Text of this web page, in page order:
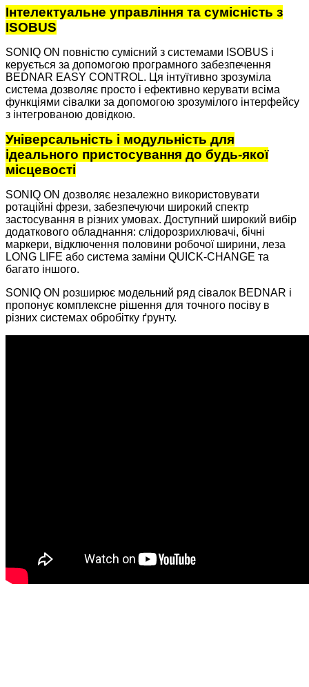
Інтелектуальне управління та сумісність з
ISOBUS
SONIQ ON повністю сумісний з системами ISOBUS і
керується за допомогою програмного забезпечення
BEDNAR EASY CONTROL. Ця інтуїтивно зрозуміла
система дозволяє просто і ефективно керувати всіма
функціями сівалки за допомогою зрозумілого інтерфейсу
з інтегрованою довідкою.
Універсальність і модульність для
ідеального пристосування до будь-якої
місцевості
SONIQ ON дозволяє незалежно використовувати
ротаційні фрези, забезпечуючи широкий спектр
застосування в різних умовах. Доступний широкий вибір
додаткового обладнання: слідорозрихлювачі, бічні
маркери, відключення половини робочої ширини, леза
LONG LIFE або система заміни QUICK-CHANGE та
багато іншого.
SONIQ ON розширює модельний ряд сівалок BEDNAR і
пропонує комплексне рішення для точного посіву в
різних системах обробітку ґрунту.